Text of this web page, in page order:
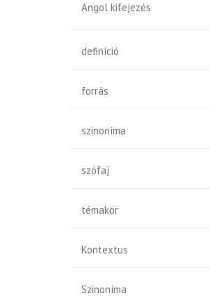
Angol kifejezés
definíció
forrás
szinoníma
szófaj
témakör
Kontextus
Szinoníma